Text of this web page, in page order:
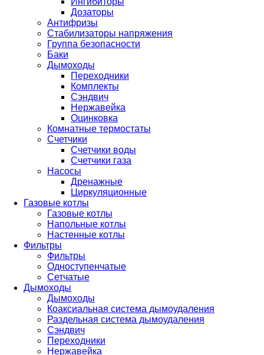
Дозаторы
Антифризы
Стабилизаторы напряжения
Группа безопасности
Баки
Дымоходы
Переходники
Комплекты
Сэндвич
Нержавейка
Оцинковка
Комнатные термостаты
Счетчики
Счетчики воды
Счетчики газа
Насосы
Дренажные
Циркуляционные
Газовые котлы
Газовые котлы
Напольные котлы
Настенные котлы
Фильтры
Фильтры
Одноступенчатые
Сетчатые
Дымоходы
Дымоходы
Коаксиальная система дымоудаления
Раздельная система дымоудаления
Сэндвич
Переходники
Нержавейка